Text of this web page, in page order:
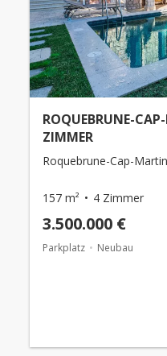
ROQUEBRUNE-
ZIMMER
Roquebrune-Cap-
157 m² 4 Zimmer
3.500.000 €
Parkplatz Neubau